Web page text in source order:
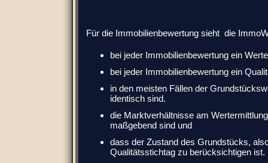
Für die Immobilienbewertung sieht die
bei jeder Immobilienbewertung ein
bei jeder Immobilienbewertung ein
in den meisten Fällen der
identischsind.
die Marktverhältnisse am Werter
maßgebend sind und
dass der Zustand des Grundstücks,
Qualitätsstichtag zu berücksichtigen ist.